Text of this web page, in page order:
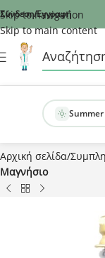
Recaptcha
Skip to navigation
Skip to main content
Σύνδεση/Εγγραφή
Summer
Αρχική σελίδα
Μαγνήσιο